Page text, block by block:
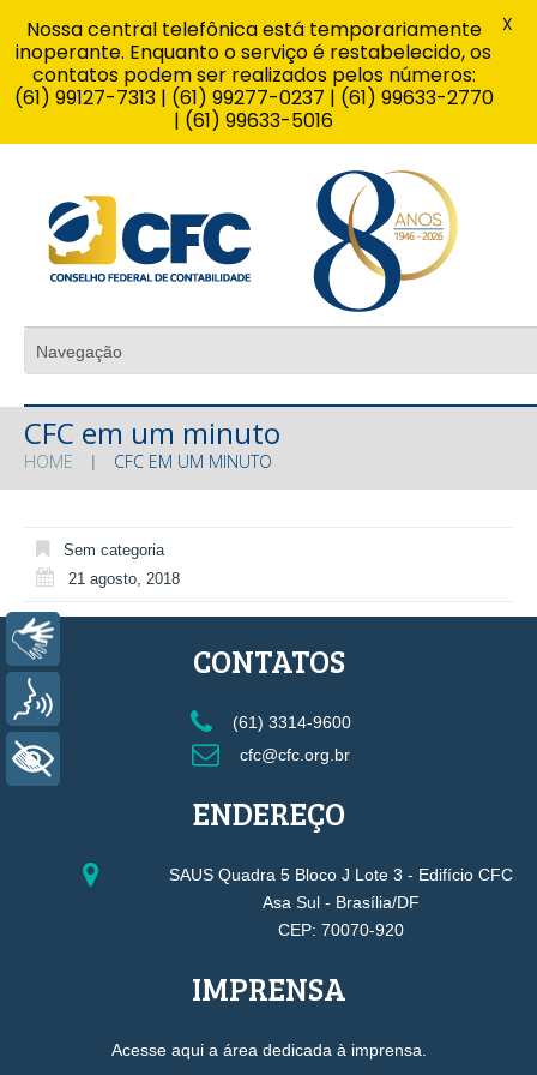
CFC em um minuto
HOME CFC EM UM MINUTO
Sem categoria
21 agosto, 2018
CONTATOS
(61) 3314-9600
cfc@cfc.org.br
ENDEREÇO
SAUS Quadra 5 Bloco J Lote 3 - Edifício CFC
Asa Sul - Brasília/DF
CEP: 70070-920
IMPRENSA
Acesse aqui a área dedicada à imprensa.
Nossa central telefônica está temporariamente
inoperante. Enquanto o serviço é restabelecido, os
contatos podem ser realizados pelos números:
(61) 99127-7313 | (61) 99277-0237 | (61) 99633-2770
| (61) 99633-5016
X
+ Acessibilidade